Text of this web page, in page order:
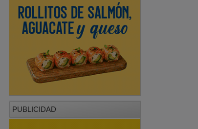
PUBLICIDAD